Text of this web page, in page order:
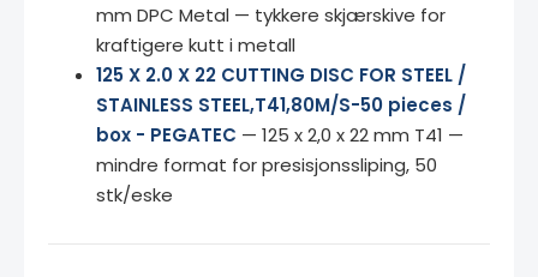
mm DPC Metal — tykkere skjærskive for
kraftigere kutt i metall
125 X 2.0 X 22 CUTTING DISC FOR STEEL /
STAINLESS STEEL,T41,80M/S-50 pieces /
box - PEGATEC — 125 x 2,0 x 22 mm T41 —
mindre format for presisjonssliping, 50
stk/eske